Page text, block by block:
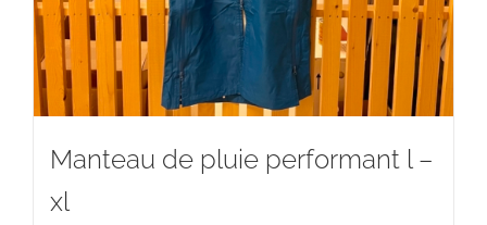
Manteau de pluie performant l –
xl